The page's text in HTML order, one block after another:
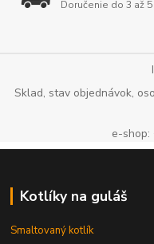
Doručenie do 3 až
Sklad, stav objednávok,
e-shop:
Kotlíky na guláš
Smaltovaný kotlík